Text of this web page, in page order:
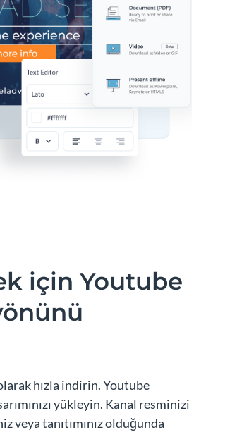
için Youtube
hızla indirin. Youtube
yükleyin. Kanal resminizi
veya tanıtımınız olduğunda